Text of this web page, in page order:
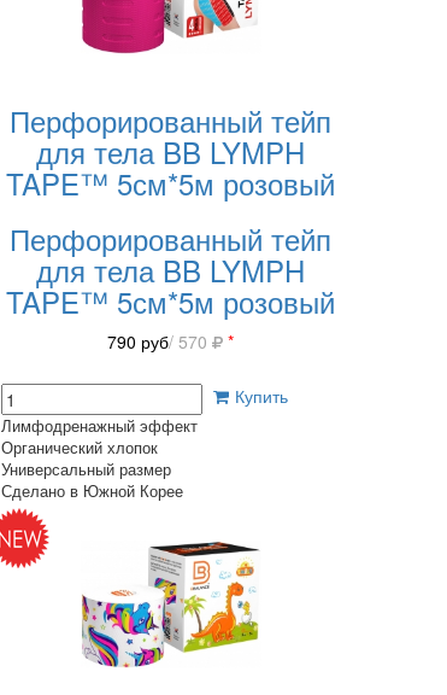
Перфорированный тейп
для тела BB LYMPH
TAPE™ 5см*5м розовый
Перфорированный тейп
для тела BB LYMPH
TAPE™ 5см*5м розовый
790 руб/ 570 *
Купить
Лимфодренажный эффект
Органический хлопок
Универсальный размер
Сделано в Южной Корее